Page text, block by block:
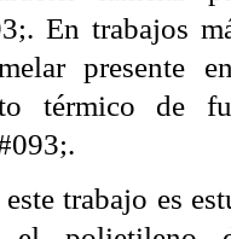
En trabajos
presente
térmico de
trabajo es